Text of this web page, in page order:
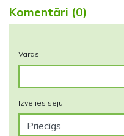
Komentāri (0)
Vārds:
Izvēlies seju: